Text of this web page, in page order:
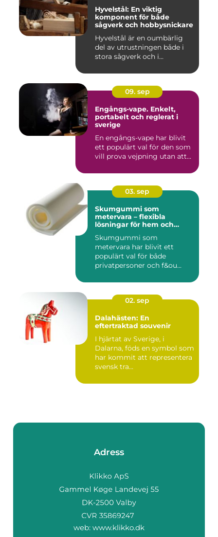
Hyvelstål: En viktig
komponent för både
sågverk och hobbysnickare
Hyvelstål är en oumbärlig
del av utrustningen både i
stora sågverk och i...
09. sep
Engångs-vape. Enkelt,
portabelt och reglerat i
sverige
En engångs-vape har blivit
ett populärt val för den som
vill prova vejpning utan att...
03. sep
Skumgummi som
metervara – flexibla
lösningar för hem och
Skumgummi som
metervara har blivit ett
populärt val för både
privatpersoner och f&ou...
02. sep
Dalahästen: En
eftertraktad souvenir
I hjärtat av Sverige, i
Dalarna, föds en symbol som
har kommit att representera
svensk tra...
Adress
web: www.klikko.dk